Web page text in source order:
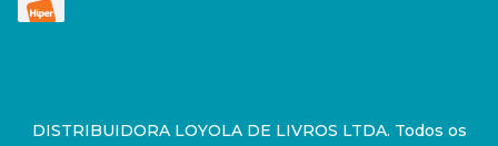
DISTRIBUIDORA LOYOLA DE LIVROS LTDA. Todos os